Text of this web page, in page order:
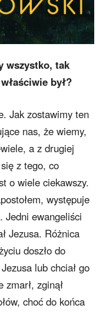
wszystko, tak
był?
Jak zostawimy ten
nas, że wiemy,
a z drugiej
z tego, co
o wiele ciekawszy.
występuje
Jedni ewangeliści
Jezusa. Różnica
doszło do
lub chciał go
zginął
choć do końca